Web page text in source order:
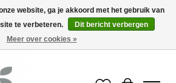
website, ga je akkoord met het gebruik van
te verbeteren.
Dit bericht verbergen
Meer over cookies »